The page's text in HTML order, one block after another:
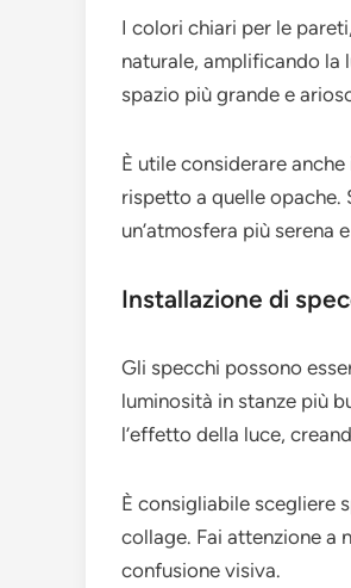
I colori chiari per le
naturale, amplificando la
spazio più grande e
È utile considerare
rispetto a quelle opache.
un’atmosfera più serena
Installazione di
Gli specchi possono
luminosità in stanze più
l’effetto della luce,
È consigliabile scegliere
collage. Fai attenzione a
confusione visiva.